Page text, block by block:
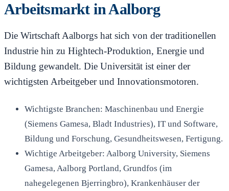
Arbeitsmarkt in Aalborg
Die Wirtschaft Aalborgs hat sich von der traditionellen
Industrie hin zu Hightech-Produktion, Energie und
Bildung gewandelt. Die Universität ist einer der
wichtigsten Arbeitgeber und Innovationsmotoren.
Wichtigste Branchen: Maschinenbau und Energie
(Siemens Gamesa, Bladt Industries), IT und Software,
Bildung und Forschung, Gesundheitswesen, Fertigung.
Wichtige Arbeitgeber: Aalborg University, Siemens
Gamesa, Aalborg Portland, Grundfos (im
nahegelegenen Bjerringbro), Krankenhäuser der